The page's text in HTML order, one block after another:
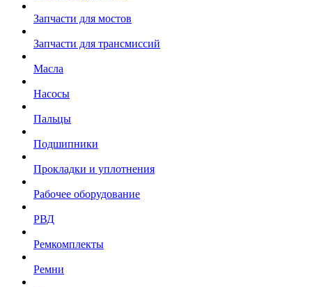
Запчасти для мостов
Запчасти для трансмиссий
Масла
Насосы
Пальцы
Подшипники
Прокладки и уплотнения
Рабочее оборудование
РВД
Ремкомплекты
Ремни